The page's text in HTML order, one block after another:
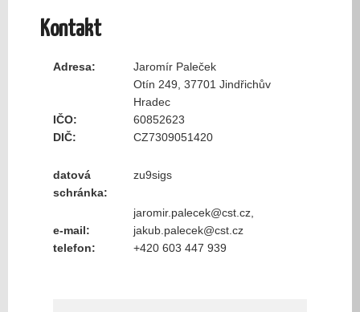
Kontakt
Adresa:
Jaromír Paleček
Otín 249, 37701 Jindřichův
Hradec
IČO:
DIČ:
datová
schránka:
e-mail:
telefon:
60852623
CZ7309051420
zu9sigs
jaromir.palecek@cst.cz,
jakub.palecek@cst.cz
+420 603 447 939